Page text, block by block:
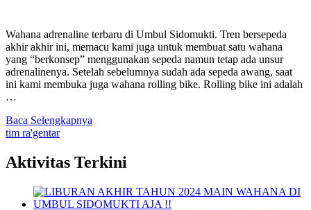
Wahana adrenaline terbaru di Umbul Sidomukti. Tren bersepeda
akhir akhir ini, memacu kami juga untuk membuat satu wahana
yang “berkonsep” menggunakan sepeda namun tetap ada unsur
adrenalinenya. Setelah sebelumnya sudah ada sepeda awang, saat
ini kami membuka juga wahana rolling bike. Rolling bike ini adalah
…
Baca Selengkapnya
tim ra'gentar
Aktivitas Terkini